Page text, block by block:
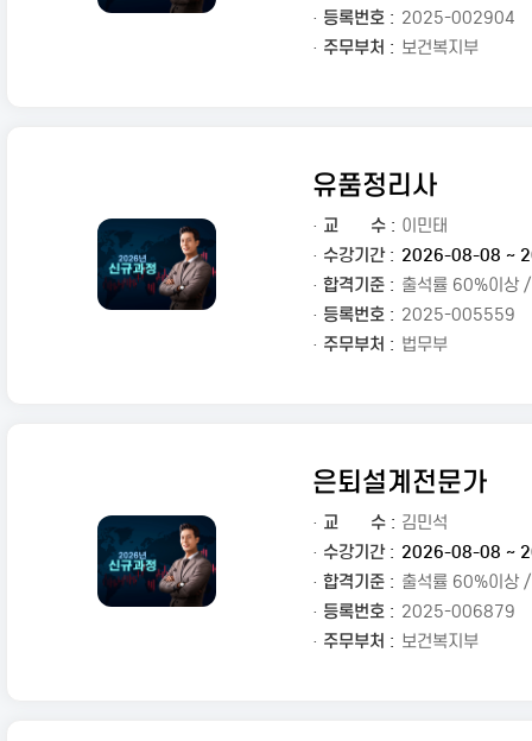
· 등록번호 : 2025-002904
· 주무부처 : 보건복지부
유품정리사
· 교 수 : 이민태
· 수강기간 : 2026-08-08 ~
· 합격기준 : 출석률 60%이상
· 등록번호 : 2025-005559
· 주무부처 : 법무부
은퇴설계전문가
· 교 수 : 김민석
· 수강기간 : 2026-08-08 ~
· 합격기준 : 출석률 60%이상
· 등록번호 : 2025-006879
· 주무부처 : 보건복지부